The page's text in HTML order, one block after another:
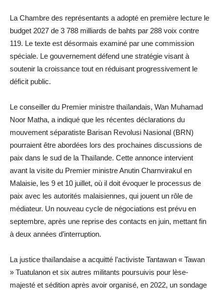
La Chambre des représentants a adopté en première lecture le
budget 2027 de 3 788 milliards de bahts par 288 voix contre
119. Le texte est désormais examiné par une commission
spéciale. Le gouvernement défend une stratégie visant à
soutenir la croissance tout en réduisant progressivement le
déficit public.
Le conseiller du Premier ministre thaïlandais, Wan Muhamad
Noor Matha, a indiqué que les récentes déclarations du
mouvement séparatiste Barisan Revolusi Nasional (BRN)
pourraient être abordées lors des prochaines discussions de
paix dans le sud de la Thaïlande. Cette annonce intervient
avant la visite du Premier ministre Anutin Charnvirakul en
Malaisie, les 9 et 10 juillet, où il doit évoquer le processus de
paix avec les autorités malaisiennes, qui jouent un rôle de
médiateur. Un nouveau cycle de négociations est prévu en
septembre, après une reprise des contacts en juin, mettant fin
à deux années d’interruption.
La justice thaïlandaise a acquitté l’activiste Tantawan « Tawan
» Tuatulanon et six autres militants poursuivis pour lèse-
majesté et sédition après avoir organisé, en 2022, un sondage